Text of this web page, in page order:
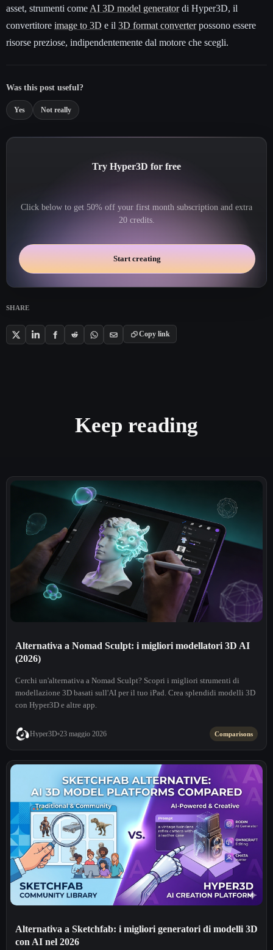
asset, strumenti come AI 3D model generatordi Hyper3D, il
convertitore image to 3D e il 3D format converterpossono essere
risorse preziose, indipendentemente dal motore che scegli.
Was this post useful?
Yes Not really
Try Hyper3D for free
Click below to get 50% off your first month subscription and extra
20 credits.
Start creating
SHARE
Copy link
Keep reading
Alternativa a Nomad Sculpt: i migliori modellatori 3D AI
(2026)
Cerchi un'alternativa a Nomad Sculpt? Scopri i migliori strumenti di
modellazione 3D basati sull'AI per il tuo iPad. Crea splendidi modelli 3D
con Hyper3D e altre app.
Hyper3D 23 maggio 2026 Comparisons
Alternativa a Sketchfab: i migliori generatori di modelli 3D
con AI nel 2026